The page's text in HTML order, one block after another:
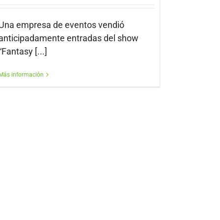
empresa de eventos vendió
entradas del show
[...]
información